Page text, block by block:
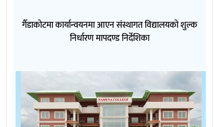
गैँडाकोटमा कार्यान्वयनमा आएन संस्थागत विद्यालयको शुल्क
निर्धारण मापदण्ड निर्देशिका